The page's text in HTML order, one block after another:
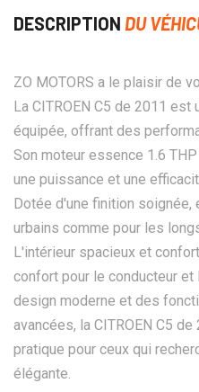
DESCRIPTION DU
ZO MOTORS a le plaisir de
La CITROEN C5 de 2011
équipée, offrant des
Son moteur essence 1.6
une puissance et une
Dotée d'une finition
urbains comme pour les
L'intérieur spacieux et
confort pour le conducteur
design moderne et des
avancées, la CITROEN C5
pratique pour ceux qui
élégante.